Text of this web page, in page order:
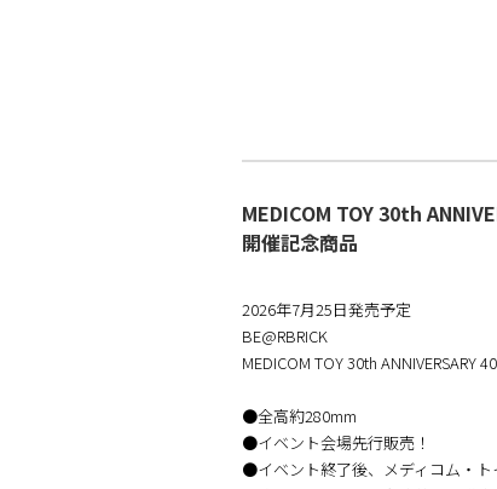
MEDICOM TOY 30th
開催記念商品
2026年7月25日発売予定
BE@RBRICK
MEDICOM TOY 30th ANNIVERSARY
●全高約280mm
●イベント会場先行販売！
●イベント終了後、メディコム・ト